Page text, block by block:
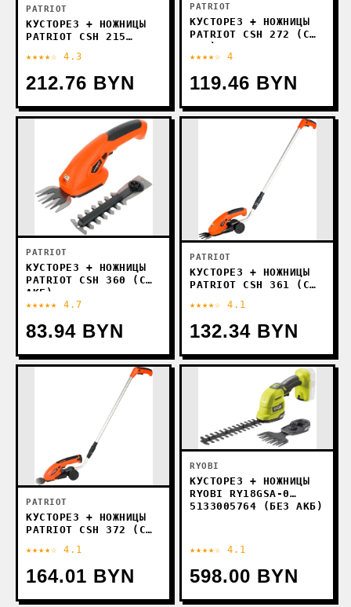
PATRIOT
КУСТОРЕЗ + НОЖНИЦЫ
PATRIOT CSH 215
★★★★☆ 4.3
212.76 BYN
PATRIOT
КУСТОРЕЗ + НОЖНИЦЫ
PATRIOT CSH 272 (С
АКБ)
★★★★☆ 4
119.46 BYN
PATRIOT
КУСТОРЕЗ + НОЖНИЦЫ
PATRIOT CSH 360 (С
АКБ)
★★★★★ 4.7
83.94 BYN
PATRIOT
КУСТОРЕЗ + НОЖНИЦЫ
PATRIOT CSH 361 (С
★★★★☆ 4.1
132.34 BYN
PATRIOT
КУСТОРЕЗ + НОЖНИЦЫ
PATRIOT СSH 372 (С
★★★★☆ 4.1
164.01 BYN
RYOBI
КУСТОРЕЗ + НОЖНИЦЫ
RYOBI RY18GSA-0
5133005764 (БЕЗ АКБ)
★★★★☆ 4.1
598.00 BYN